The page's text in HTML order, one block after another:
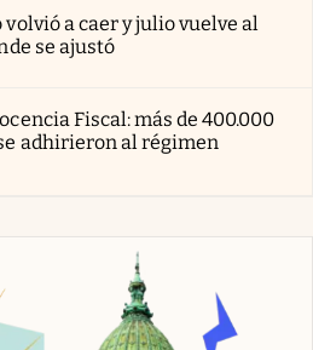
volvió a caer y julio vuelve al
se ajustó
Fiscal: más de 400.000
adhirieron al régimen